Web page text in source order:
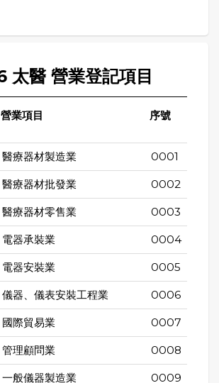
太醫 營業登記項目
營業項目 序號
醫療器材製造業 0001
醫療器材批發業 0002
醫療器材零售業 0003
電器承裝業 0004
電器安裝業 0005
儀器、儀表安裝工程業 0006
國際貿易業 0007
管理顧問業 0008
一般儀器製造業 0009